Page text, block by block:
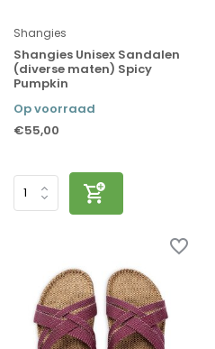
Shangies
Shangies Unisex Sandalen
(diverse maten) Spicy
Pumpkin
Op voorraad
€55,00